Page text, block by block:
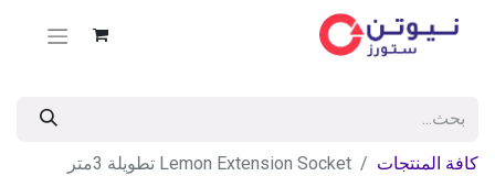
كافة المنتجات Lemon Extension Socket تطويلة 3متر